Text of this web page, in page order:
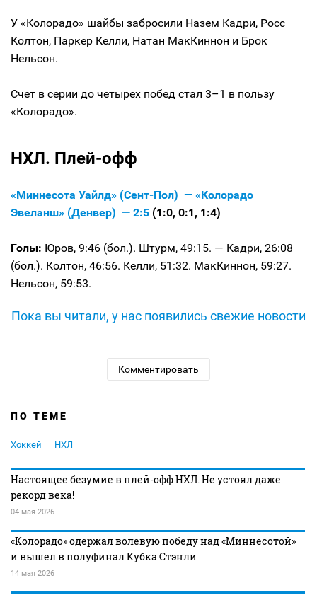
У «Колорадо» шайбы забросили Назем Кадри, Росс
Колтон, Паркер Келли, Натан МакКиннон и Брок
Нельсон.
Счет в серии до четырех побед стал 3–1 в пользу
«Колорадо».
НХЛ. Плей-офф
«Миннесота Уайлд» (Сент-Пол) — «Колорадо
Эвеланш» (Денвер) — 2:5 (1:0, 0:1, 1:4)
Голы: Юров, 9:46 (бол.). Штурм, 49:15. — Кадри, 26:08
(бол.). Колтон, 46:56. Келли, 51:32. МакКиннон, 59:27.
Нельсон, 59:53.
Пока вы читали, у нас появились свежие новости
Комментировать
ПО ТЕМЕ
Хоккей НХЛ
Настоящее безумие в плей-офф НХЛ. Не устоял даже
рекорд века!
04 мая 2026
«Колорадо» одержал волевую победу над «Миннесотой»
и вышел в полуфинал Кубка Стэнли
14 мая 2026